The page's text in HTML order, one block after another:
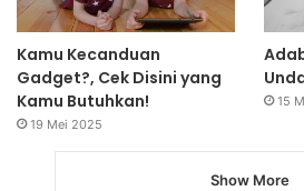
Kamu Kecanduan
Gadget?, Cek Disini yang
Kamu Butuhkan!
19 Mei 2025
15
Show More